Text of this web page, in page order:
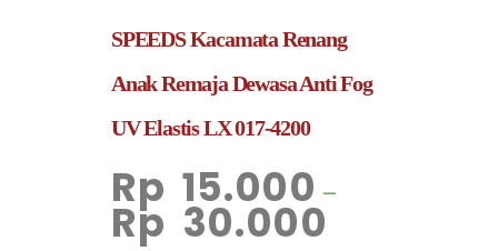
SPEEDS Kacamata Renang
Anak Remaja Dewasa Anti Fog
UV Elastis LX 017-4200
Rp 15.000 –
Rp 30.000